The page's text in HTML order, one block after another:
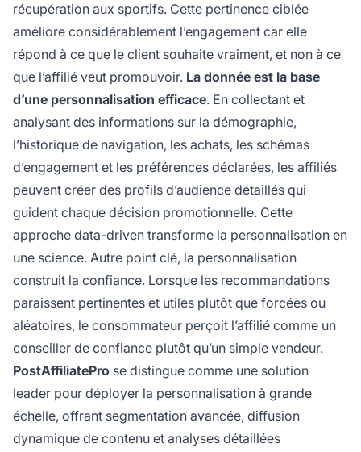
récupération aux sportifs. Cette pertinence ciblée
améliore considérablement l’engagement car elle
répond à ce que le client souhaite vraiment, et non à ce
que l’affilié veut promouvoir. La donnée est la base
d’une personnalisation efficace. En collectant et
analysant des informations sur la démographie,
l’historique de navigation, les achats, les schémas
d’engagement et les préférences déclarées, les affiliés
peuvent créer des profils d’audience détaillés qui
guident chaque décision promotionnelle. Cette
approche data-driven transforme la personnalisation en
une science. Autre point clé, la personnalisation
construit la confiance. Lorsque les recommandations
paraissent pertinentes et utiles plutôt que forcées ou
aléatoires, le consommateur perçoit l’affilié comme un
conseiller de confiance plutôt qu’un simple vendeur.
PostAffiliatePro se distingue comme une solution
leader pour déployer la personnalisation à grande
échelle, offrant segmentation avancée, diffusion
dynamique de contenu et analyses détaillées